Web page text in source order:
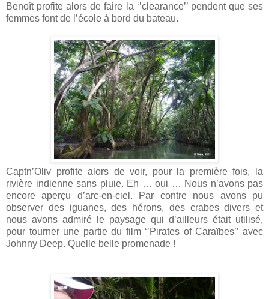
Benoît profite alors de faire la ‘’clearance’’ pendent que ses
femmes font de l’école à bord du bateau.
Captn’Oliv profite alors de voir, pour la première fois, la
rivière indienne sans pluie. Eh … oui … Nous n’avons pas
encore aperçu d’arc-en-ciel. Par contre nous avons pu
observer des iguanes, des hérons, des crabes divers et
nous avons admiré le paysage qui d’ailleurs était utilisé,
pour tourner une partie du film ‘’Pirates of Caraïbes’’ avec
Johnny Deep. Quelle belle promenade !